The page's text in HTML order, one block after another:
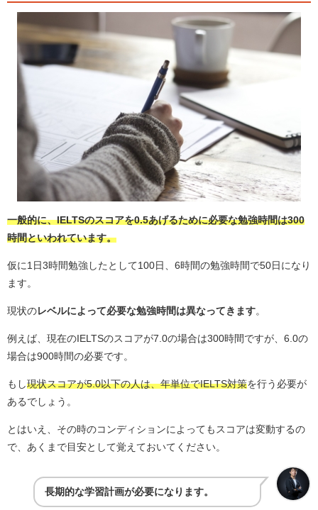
一般的に、IELTSのスコアを0.5あげるために必要な勉強時間は300
時間といわれています。
仮に1日3時間勉強したとして100日、6時間の勉強時間で50日になり
ます。
現状のレベルによって必要な勉強時間は異なってきます。
例えば、現在のIELTSのスコアが7.0の場合は300時間ですが、6.0の
場合は900時間の必要です。
もし現状スコアが5.0以下の人は、年単位でIELTS対策を行う必要が
あるでしょう。
とはいえ、その時のコンディションによってもスコアは変動するの
で、あくまで目安として覚えておいてください。
長期的な学習計画が必要になります。